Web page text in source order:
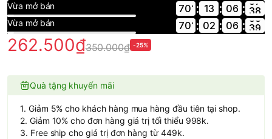
Vừa mở bán 701 : 13 : :
Vừa mở bán 701 : 02 : :
262.500₫350.000₫ -25%
Quà tặng khuyến mãi
1. Giảm 5% cho khách hàng mua hàng đầu tiên tại shop.
2. Giảm 10% cho đơn hàng giá trị tối thiểu 998k.
3. Free ship cho giá trị đơn hàng từ 449k.